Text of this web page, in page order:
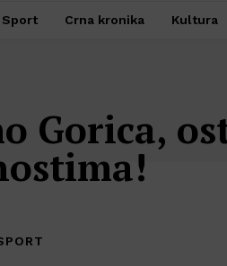
Sport Crna kronika Kultura
Gorica,